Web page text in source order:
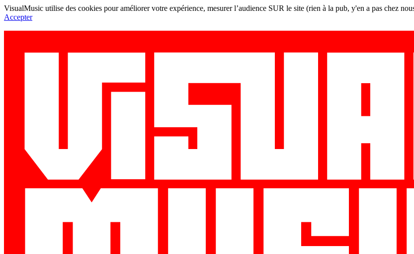
VisualMusic utilise des cookies pour améliorer votre expérience, mesurer l’audience SUR le site (rien à la pub, y'en a pas chez
Accepter